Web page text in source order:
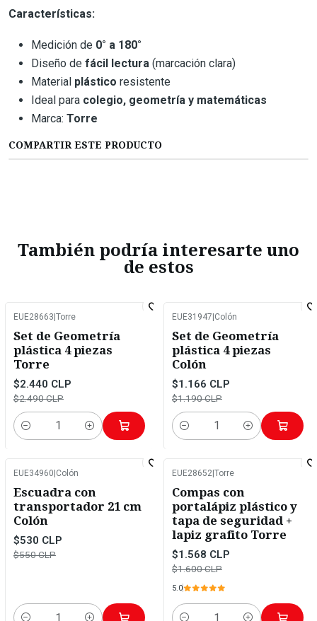
Características:
Medición de 0° a 180°
Diseño de fácil lectura (marcación clara)
Material plástico resistente
Ideal para colegio, geometría y matemáticas
Marca: Torre
COMPARTIR ESTE PRODUCTO
También podría interesarte uno
de estos
EUE28663 Torre
Set de Geometría
plástica 4 piezas
Torre
$2.440 CLP
$2.490 CLP
Cantidad
EUE31947 Colón
Set de Geometría
plástica 4 piezas
Colón
$1.166 CLP
$1.190 CLP
Cantidad
EUE34960 Colón
Escuadra con
transportador 21 cm
Colón
$530 CLP
$550 CLP
EUE28652 Torre
Compas con
portalápiz plástico y
tapa de seguridad +
lapiz grafito Torre
$1.568 CLP
$1.600 CLP
5.0